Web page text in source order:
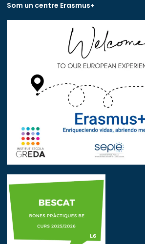
Som un centre Erasmus+